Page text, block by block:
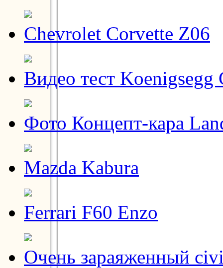
Chevrolet Corvette Z06
Видео тест Koenigsegg
Фото Концепт-кара
Mazda Kabura
Ferrari F60 Enzo
Очень зараяженный